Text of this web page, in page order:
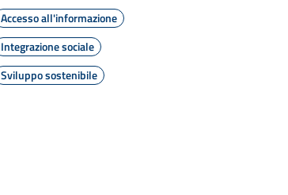
Accesso all'informazione
Integrazione sociale
Sviluppo sostenibile